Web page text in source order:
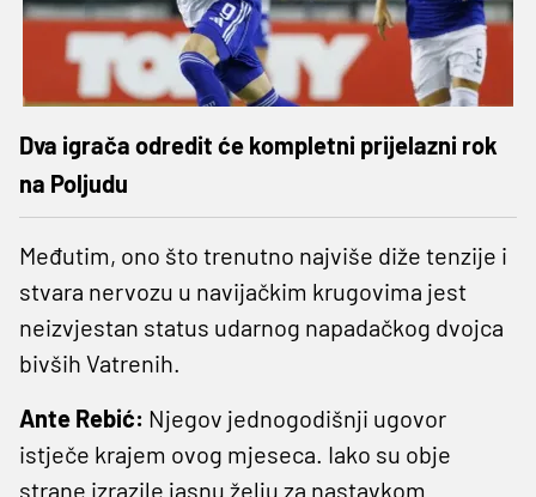
Dva igrača odredit će kompletni prijelazni rok
na Poljudu
Međutim, ono što trenutno najviše diže tenzije i
stvara nervozu u navijačkim krugovima jest
neizvjestan status udarnog napadačkog dvojca
bivših Vatrenih.
Ante Rebić: Njegov jednogodišnji ugovor
istječe krajem ovog mjeseca. Iako su obje
strane izrazile jasnu želju za nastavkom